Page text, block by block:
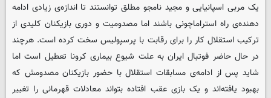
یک مربی اسپانیایی و مجید نامجو مطلق توانستند تا اندازه‌ی زیادی ادامه
دهنده‌ی راه استراماچونی باشند اما مصدومیت و دوری بازیکنان کلیدی از
ترکیب استقلال کار را برای رقابت با پرسپولیس سخت کرده است. هرچند
در حال حاضر فوتبال ایران به علت شیوع بیماری کرونا تعطیل است اما
شاید پس از ادامه‌ی مسابقات استقلال با حضور بازیکنان مصدومش که
بهبود یافته‌اند و یک بازی عقب افتاده بتواند معادلات قهرمانی را تغییر